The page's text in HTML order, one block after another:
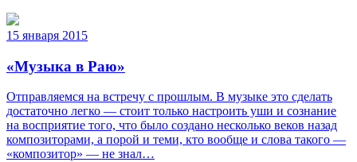
15 января 2015
«Музыка в Раю»
Отправляемся на встречу с прошлым. В музыке это сделать
достаточно легко — стоит только настроить уши и сознание
на восприятие того, что было создано несколько веков назад
композиторами, а порой и теми, кто вообще и слова такого —
«композитор» — не знал…